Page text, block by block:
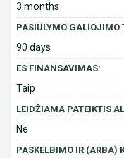
3 months
PASIŪLYMO GALIOJIMO
90 days
ES FINANSAVIMAS:
Taip
LEIDŽIAMA PATEIKTIS
Ne
PASKELBIMO IR (ARBA)